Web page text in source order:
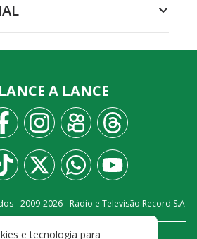
LANCE A LANCE
- 2009-2026- Rádio e Televisão Record S.A
e tecnologia para